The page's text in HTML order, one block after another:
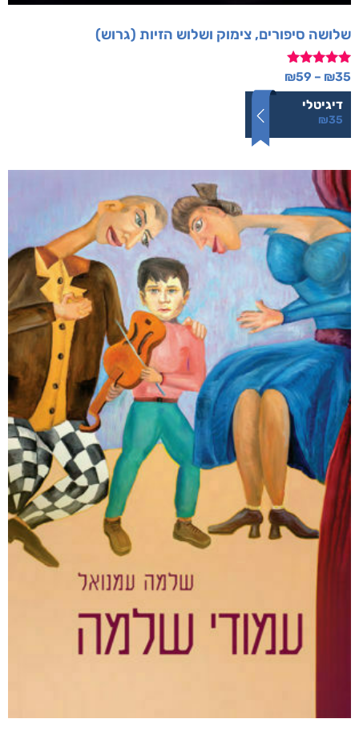
שלושה סיפורים, צימוק ושלוש הזיות (גרוש)
דורג
מתוך 5
₪35
–
₪59
דיגיטלי
₪35